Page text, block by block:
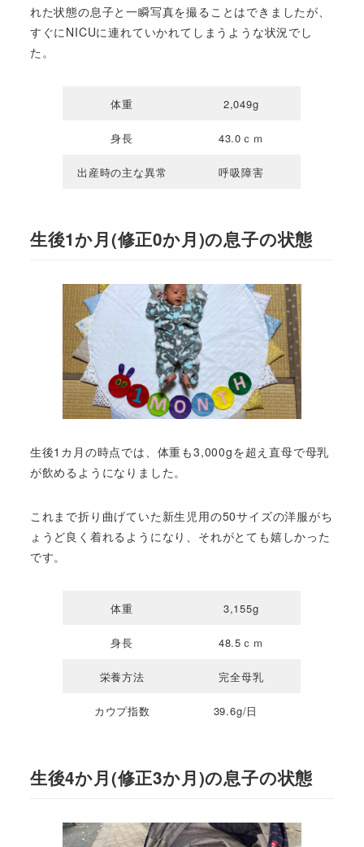
れた状態の息子と一瞬写真を撮ることはできましたが、
すぐにNICUに連れていかれてしまうような状況でし
た。
体重 2,049g
身長 43.0ｃｍ
出産時の主な異常 呼吸障害
生後1か月(修正0か月)の息子の状態
生後1カ月の時点では、体重も3,000gを超え直母で母乳
が飲めるようになりました。
これまで折り曲げていた新生児用の50サイズの洋服がち
ょうど良く着れるようになり、それがとても嬉しかった
です。
体重 3,155g
身長 48.5ｃｍ
栄養方法 完全母乳
カウプ指数 39.6g/日
生後4か月(修正3か月)の息子の状態